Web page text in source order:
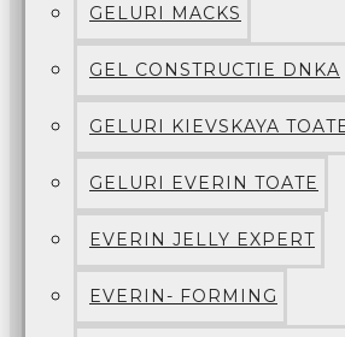
GELURI MACKS
GEL CONSTRUCTIE DNKA
GELURI KIEVSKAYA
GELURI EVERIN TOATE
EVERIN JELLY EXPERT
EVERIN- FORMING